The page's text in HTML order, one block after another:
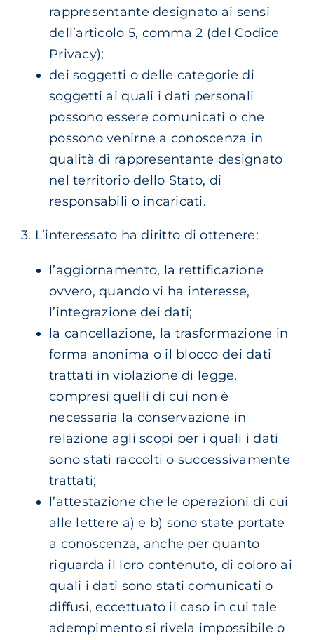
rappresentante designato ai sensi
dell’articolo 5, comma 2 (del Codice
Privacy);
dei soggetti o delle categorie di
soggetti ai quali i dati personali
possono essere comunicati o che
possono venirne a conoscenza in
qualità di rappresentante designato
nel territorio dello Stato, di
responsabili o incaricati.
3. L’interessato ha diritto di ottenere:
l’aggiornamento, la rettificazione
ovvero, quando vi ha interesse,
l’integrazione dei dati;
la cancellazione, la trasformazione in
forma anonima o il blocco dei dati
trattati in violazione di legge,
compresi quelli di cui non è
necessaria la conservazione in
relazione agli scopi per i quali i dati
sono stati raccolti o successivamente
trattati;
l’attestazione che le operazioni di cui
alle lettere a) e b) sono state portate
a conoscenza, anche per quanto
riguarda il loro contenuto, di coloro ai
quali i dati sono stati comunicati o
diffusi, eccettuato il caso in cui tale
adempimento si rivela impossibile o